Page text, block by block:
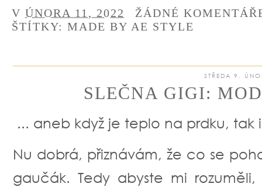
V ÚNORA 11, 2022
ŽÁDNÉ
ŠTÍTKY: MADE BY AE STYLE
STŘEDA 9.
SLEČNA GIGI:
... aneb když je teplo na prdku, tak
Nu dobrá, přiznávám, že co se
gaučák. Tedy abyste mi